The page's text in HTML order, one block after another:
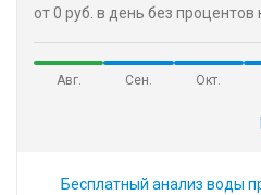
от 0 руб. в день без
Авг. Сен. Окт.
Бесплатный анализ воды